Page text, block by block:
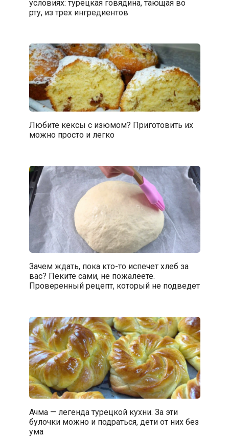
условиях: турецкая говядина, тающая во
рту, из трех ингредиентов
Любите кексы с изюмом? Приготовить их
можно просто и легко
Зачем ждать, пока кто-то испечет хлеб за
вас? Пеките сами, не пожалеете.
Проверенный рецепт, который не подведет
Ачма — легенда турецкой кухни. За эти
булочки можно и подраться, дети от них без
ума